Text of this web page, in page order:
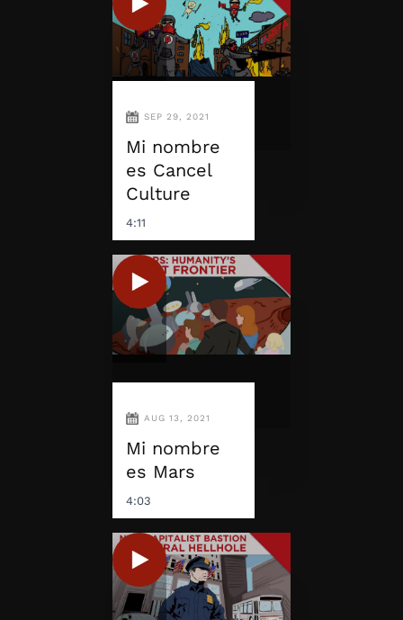
SEP 29, 2021
Mi nombre
es Cancel
Culture
4:11
AUG 13, 2021
Mi nombre
es Mars
4:03